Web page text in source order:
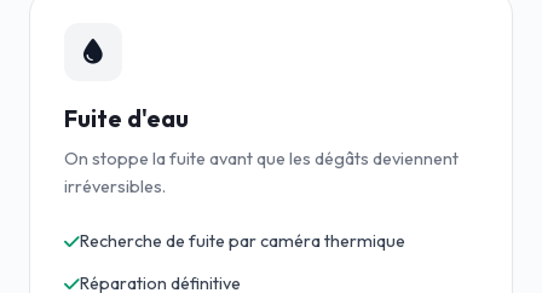
Fuite d'eau
On stoppe la fuite avant que les dégâts deviennent
irréversibles.
Recherche de fuite par caméra thermique
Réparation définitive